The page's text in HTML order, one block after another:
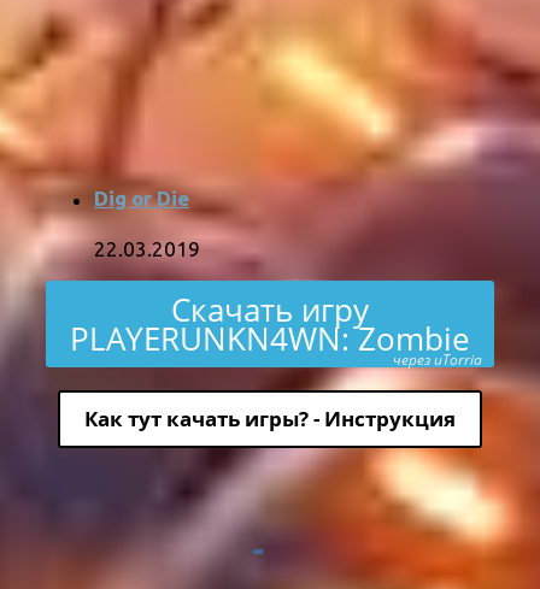
Dig or Die
22.03.2019
Скачать игру
PLAYERUNKN4WN: Zombie
через uTorria
Как тут качать игры? - Инструкция